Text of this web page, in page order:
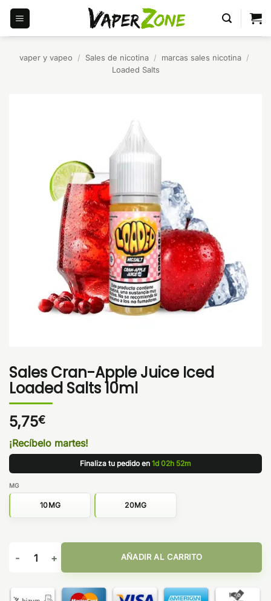
Saltar
contenido
vaper y vapeo / Sales de nicotina / marcas sales nicotina /
Loaded Salts
Sales Cran-Apple Juice Iced
Loaded Salts 10ml
5,75€
¡Recíbelo martes!
Finaliza tu pedido en 1d 02h 52m
MG
10MG 20MG
Sales Cran-Apple Juice Iced Loaded Salts 10ml cantidad
AÑADIR AL CARRITO